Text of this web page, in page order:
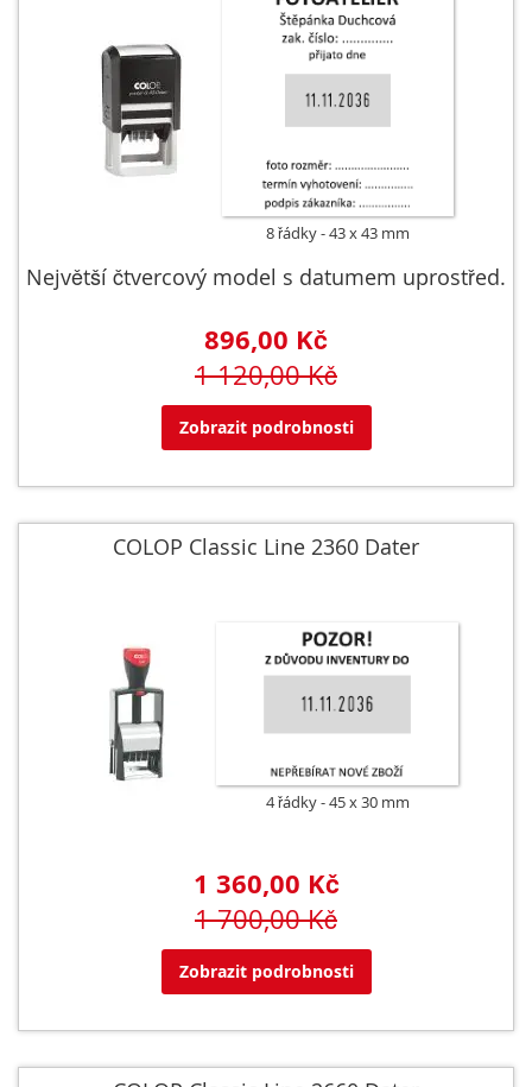
8 řádky 43 x 43 mm
Největší čtvercový model s datumem uprostřed.
896,00 Kč
1 120,00 Kč
Zobrazit podrobnosti
COLOP Classic Line 2360 Dater
4 řádky 45 x 30 mm
1 360,00 Kč
1 700,00 Kč
Zobrazit podrobnosti